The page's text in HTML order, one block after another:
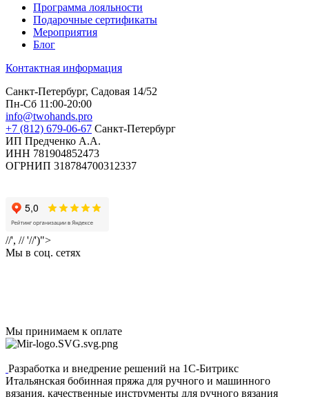
Программа лояльности
Подарочные сертификаты
Мероприятия
Блог
Контактная информация
Санкт-Петербург, Садовая 14/52
Пн-Сб 11:00-20:00
info@twohands.pro
+7 (812) 679-06-67 Санкт-Петербург
ИП Предченко А.А.
ИНН 781904852473
ОГРНИП 318784700312337
//', // '//')">
Мы в соц. сетях
Мы принимаем к оплате
Разработка и внедрение решений на 1С-Битрикс
Итальянская бобинная пряжа для ручного и машинного
вязания, качественные инструменты для ручного вязания